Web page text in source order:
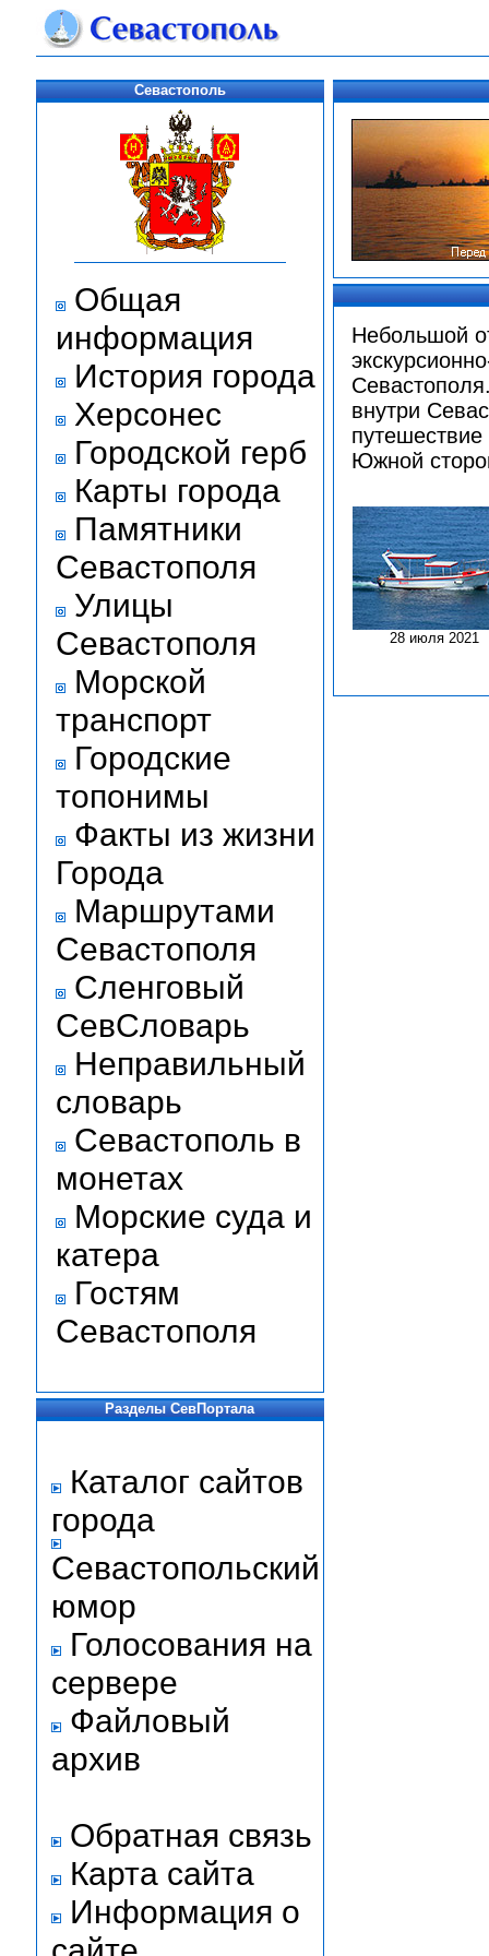
Севастополь
Общая
информация
История города
Херсонес
Городской герб
Карты города
Памятники
Севастополя
Улицы
Севастополя
Морской
транспорт
Городские
топонимы
Факты из жизни
Города
Маршрутами
Севастополя
Сленговый
СевСловарь
Неправильный
словарь
Севастополь в
монетах
Морские суда и
катера
Гостям
Севастополя
Разделы СевПортала
Каталог сайтов
города
Севастопольский
юмор
Голосования на
сервере
Файловый
архив
Обратная связь
Карта сайта
Информация о
Небольшой
внутри
Южной
28 июля 2021